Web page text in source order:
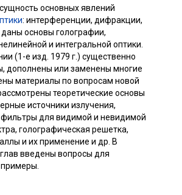
основных явлений
: интерференции, дифракции,
основы голографии,
и интегральной оптики.
(1-е изд. 1979 г.) существенно
дополнены или заменены многие
материалы по вопросам новой
теоретические основы
источники излучения,
для видимой и невидимой
голографическая решетка,
и их применение и др. В
введены вопросы для